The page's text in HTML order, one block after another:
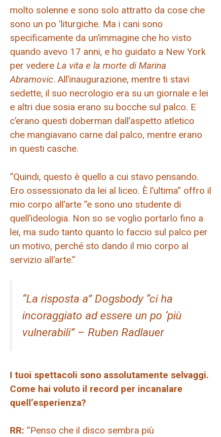
molto solenne e sono solo attratto da cose che
sono un po ‘liturgiche. Ma i cani sono
specificamente da un’immagine che ho visto
quando avevo 17 anni, e ho guidato a New York
per vedere La vita e la morte di Marina
Abramovic. All’inaugurazione, mentre ti stavi
sedette, il suo necrologio era su un giornale e lei
e altri due sosia erano su bocche sul palco. E
c’erano questi doberman dall’aspetto atletico
che mangiavano carne dal palco, mentre erano
in questi casche.
“Quindi, questo è quello a cui stavo pensando.
Ero ossessionato da lei al liceo. È l’ultima” offro il
mio corpo all’arte “e sono uno studente di
quell’ideologia. Non so se voglio portarlo fino a
lei, ma sudo tanto quanto lo faccio sul palco per
un motivo, perché sto dando il mio corpo al
servizio all’arte.”
“La risposta a” Dogsbody “ci ha
incoraggiato ad essere un po ‘più
vulnerabili” – Ruben Radlauer
I tuoi spettacoli sono assolutamente selvaggi.
Come hai voluto il record per incanalare
quell’esperienza?
RR: “Penso che il disco sembra più